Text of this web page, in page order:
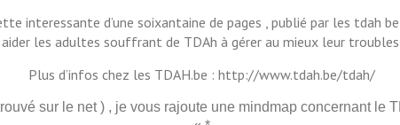
interessante d’une soixantaine de pages , publié par les tdah
aider les adultes souffrant de TDAh à gérer au mieux leur
Plus d’infos chez les TDAH.be : http://www.tdah.be/tdah/
sur le net ) , je vous rajoute une mindmap concernant le